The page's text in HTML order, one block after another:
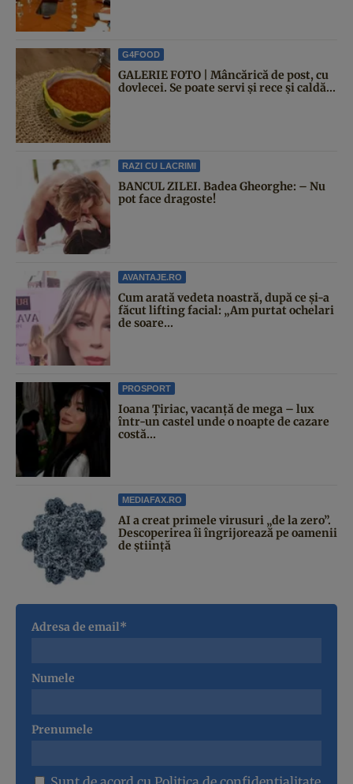
G4FOOD
GALERIE FOTO | Mâncărică de post, cu
dovlecei. Se poate servi și rece și caldă...
RAZI CU LACRIMI
BANCUL ZILEI. Badea Gheorghe: – Nu
pot face dragoste!
AVANTAJE.RO
Cum arată vedeta noastră, după ce și-a
făcut lifting facial: „Am purtat ochelari
de soare...
PROSPORT
Ioana Țiriac, vacanță de mega – lux
într-un castel unde o noapte de cazare
costă...
MEDIAFAX.RO
AI a creat primele virusuri „de la zero”.
Descoperirea îi îngrijorează pe oamenii
de știință
Adresa de email*
Numele
Prenumele